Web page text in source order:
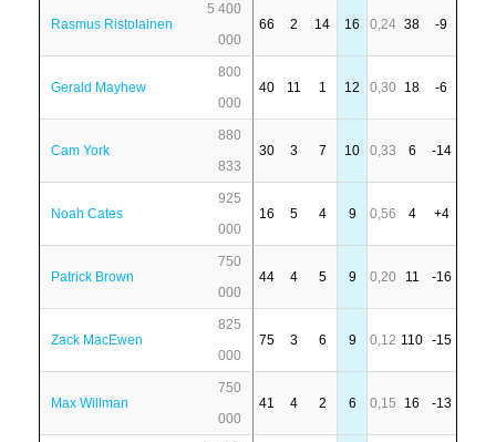
Rasmus Ristolainen
5 400
000
66 2 14 16 0,24 38 -9
Gerald Mayhew
800
000
40 11 1 12 0,30 18 -6
Cam York
880
833
30 3 7 10 0,33 6 -14
Noah Cates
925
000
16 5 4 9 0,56 4 +4
Patrick Brown
750
000
44 4 5 9 0,20 11 -16
Zack MacEwen
825
000
75 3 6 9 0,12 110 -15
Max Willman
750
000
41 4 2 6 0,15 16 -13